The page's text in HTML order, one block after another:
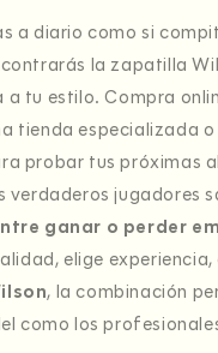
a diario como si
la zapatilla
a tu estilo. Compra
tienda especializada
probar tus próximas
verdaderos jugadores
ganar o perder
elige experiencia,
, la combinación
como los